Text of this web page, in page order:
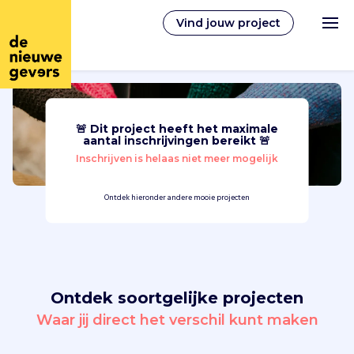
Vind jouw project
Nederlands
Vrijwilligerswerk
Inloggen
🚨 Dit project heeft het maximale
aantal inschrijvingen bereikt 🚨
Inschrijven is helaas niet meer mogelijk
Ontdek hieronder andere mooie projecten
Ontdek soortgelijke projecten
Waar jij direct het verschil kunt maken